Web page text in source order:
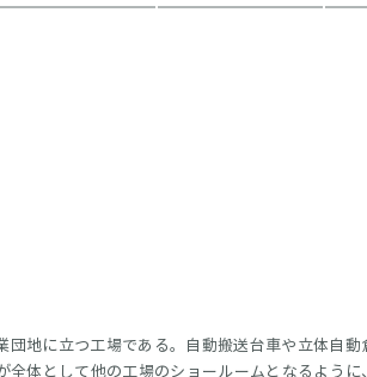
地に立つ工場である。自動搬送台車や立体自動
体として他の工場のショールームとなるよう